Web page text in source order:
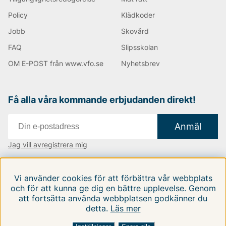
smarta detaljer som ventilation, justerbara huvor och
många fickor, vilket gör dem mycket praktiska.
Hållbarhet och Miljömedvetenhet
Precis som många moderna varumärken har
säkerställa att deras produktionsprocesser är så
miljövänliga som möjligt. Detta inkluderar också att
säkerställa rättvisa arbetsförhållanden i hela
leveranskedjan.
Expansion och Närvaro
Sedan starten har ColourWear expanderat sin närvaro
både nationellt och internationellt. Deras produkter
finns tillgängliga i många specialiserade sport- och
friluftsbutiker, såväl som online. Varumärkets
popularitet har också stärkts genom samarbeten med
Policy
Jobb
FAQ
OM E-POST från www.vfo.se
Klädkoder
Skovård
Slipsskolan
Nyhetsbrev
Få alla våra kommande erbjudanden direkt!
Anmäl
Jag vill avregistrera mig
Följ oss på våra sociala medier
Vi använder cookies för att förbättra vår webbplats
och för att kunna ge dig en bättre upplevelse. Genom
att fortsätta använda webbplatsen godkänner du
detta. Läs mer